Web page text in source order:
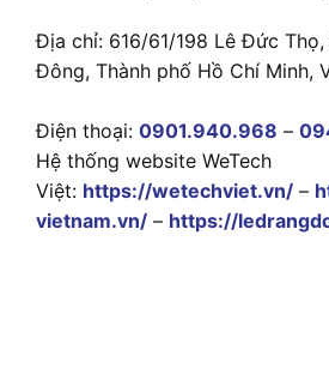
Địa chỉ: 616/61/198 Lê Đức
Đông, Thành phố Hồ Chí Minh,
Điện thoại: 0901.940.968 –
Hệ thống website WeTech
Việt: https://wetechviet.vn/ –
vietnam.vn/ – https://